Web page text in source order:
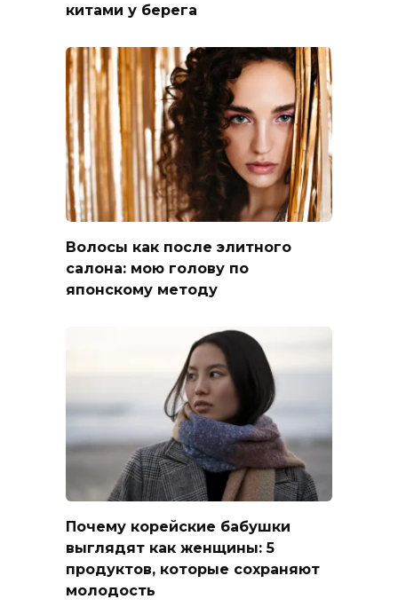
китами у берега
Волосы как после элитного
салона: мою голову по
японскому методу
Почему корейские бабушки
выглядят как женщины: 5
продуктов, которые сохраняют
молодость